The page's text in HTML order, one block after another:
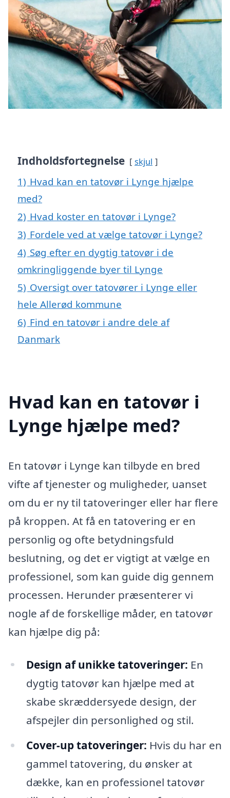
Indholdsfortegnelse skjul
1) Hvad kan en tatovør i Lynge hjælpe
med?
2) Hvad koster en tatovør i Lynge?
3) Fordele ved at vælge tatovør i Lynge?
4) Søg efter en dygtig tatovør i de
omkringliggende byer til Lynge
5) Oversigt over tatovører i Lynge eller
hele Allerød kommune
6) Find en tatovør i andre dele af
Danmark
Hvad kan en tatovør i
Lynge hjælpe med?
En tatovør i Lynge kan tilbyde en bred
vifte af tjenester og muligheder, uanset
om du er ny til tatoveringer eller har flere
på kroppen. At få en tatovering er en
personlig og ofte betydningsfuld
beslutning, og det er vigtigt at vælge en
professionel, som kan guide dig gennem
processen. Herunder præsenterer vi
nogle af de forskellige måder, en tatovør
kan hjælpe dig på:
Design af unikke tatoveringer: En
dygtig tatovør kan hjælpe med at
skabe skræddersyede design, der
afspejler din personlighed og stil.
Cover-up tatoveringer: Hvis du har en
gammel tatovering, du ønsker at
dække, kan en professionel tatovør